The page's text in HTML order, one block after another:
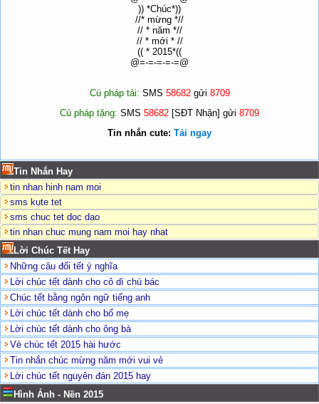
)) *Chúc*))
//* mừng *//
// * năm *//
// * mới * //
(( * 2015*((
@=-=-=-=-=@
Cú pháp tải: SMS 58682gửi 8709
Cú pháp tặng: SMS 58682 [SĐT Nhận] gửi 8709
Tin nhắn cute: Tải ngay
Tin Nhắn Hay
tin nhan hinh nam moi
sms kute tet
sms chuc tet doc dao
tin nhan chuc mung nam moi hay nhat
Lời Chúc Tết Hay
Những câu đối tết ý nghĩa
Lời chúc tết dành cho cô dì chú bác
Chúc tết bằng ngôn ngữ tiếng anh
Lời chúc tết dành cho bố mẹ
Lời chúc tết dành cho ông bà
Vè chúc tết 2015 hài hước
Tin nhắn chúc mừng năm mới vui vẻ
Lời chúc tết nguyên đán 2015 hay
Hình Ảnh - Nền 2015